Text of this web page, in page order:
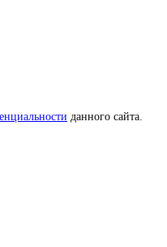
данного сайта.